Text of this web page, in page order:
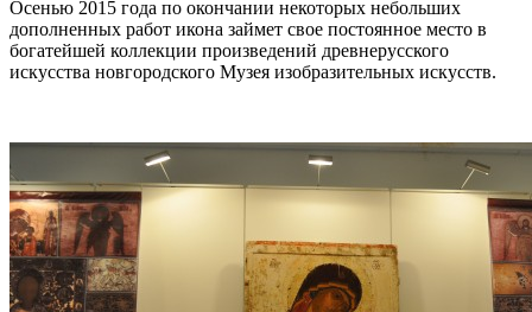
Осенью 2015 года по окончании некоторых небольших
дополненных работ икона займет свое постоянное место в
богатейшей коллекции произведений древнерусского
искусства новгородского Музея изобразительных искусств.